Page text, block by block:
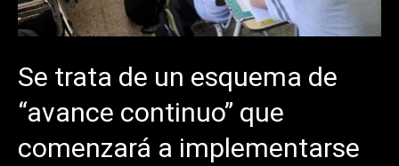
Se trata de un esquema de
“avance continuo” que
comenzará a implementarse